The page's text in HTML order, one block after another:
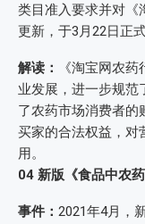
类目准入要求并对《
更新，于3月22日正式
解读：
《淘宝网农
业发展，进一步规范
了农药市场消费者的
买家的合法权益，对
用。
04 新版《食品中农
事件： 2021年4月，